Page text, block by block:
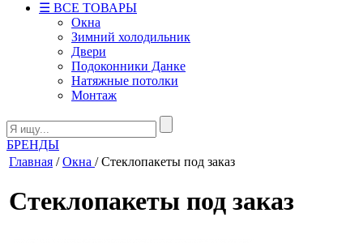
☰ ВСЕ ТОВАРЫ
Окна
Зимний холодильник
Двери
Подоконники Данке
Натяжные потолки
Монтаж
БРЕНДЫ
Главная /Окна / Стеклопакеты под заказ
Стеклопакеты под заказ